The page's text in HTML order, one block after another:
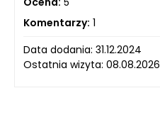
Komentarzy: 1
Data dodania: 31.12.2024
Ostatnia wizyta: 08.08.2026